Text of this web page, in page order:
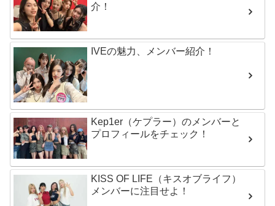
介！
IVEの魅力、メンバー紹介！
Kep1er（ケプラー）のメンバーと
プロフィールをチェック！
KISS OF LIFE（キスオブライフ）
メンバーに注目せよ！